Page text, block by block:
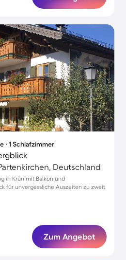
∙ 1 Schlafzimmer
Deutschland
in Krün mit Balkon und
für unvergessliche Auszeiten zu zweit
Zum Angebot